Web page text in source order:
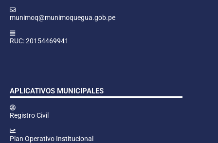
munimoq@munimoquegua.gob.pe
RUC: 20154469941
APLICATIVOS MUNICIPALES
Registro Civil
Plan Operativo Institucional